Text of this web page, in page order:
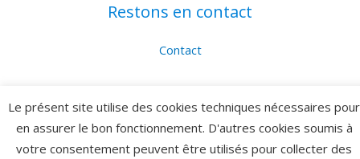
Restons en contact
Contact
Je m'abonne à la newsletter
+32 (0)497/43 53 02
utlarlon@gmail.com
Le présent site utilise des cookies techniques nécessaires pour
en assurer le bon fonctionnement. D'autres cookies soumis à
votre consentement peuvent être utilisés pour collecter des